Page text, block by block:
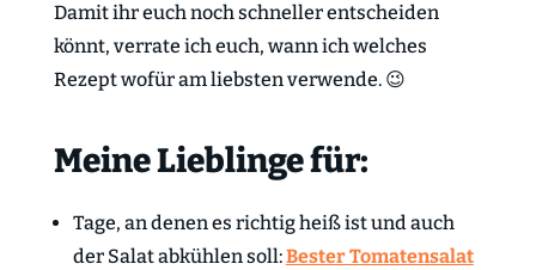
Damit ihr euch noch schneller entscheiden
könnt, verrate ich euch, wann ich welches
Rezept wofür am liebsten verwende. 😉
Meine Lieblinge für:
Tage, an denen es richtig heiß ist und auch
der Salat abkühlen soll:Bester Tomatensalat